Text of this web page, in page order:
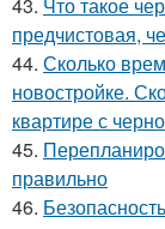
предчистовая,
44. Сколько
новостройке.
квартире с
45.
правильно
46.